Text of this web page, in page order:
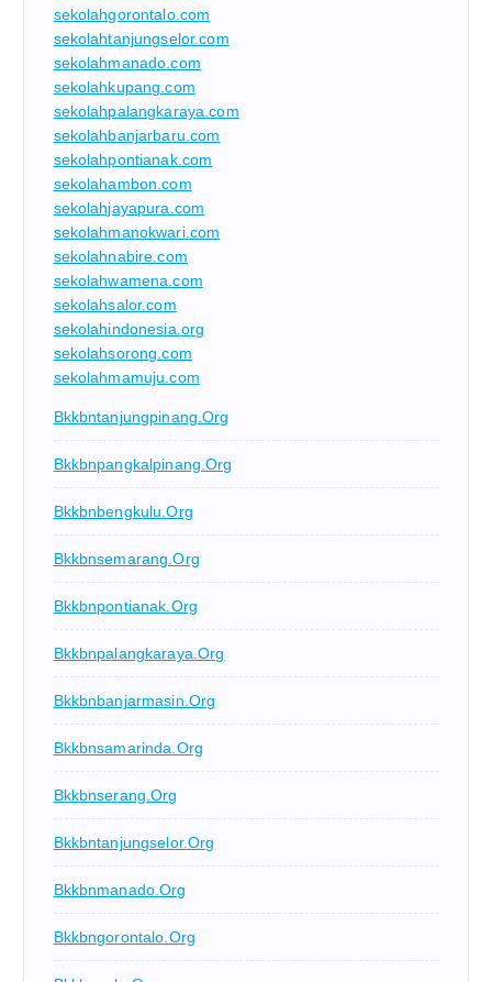
sekolahgorontalo.com
sekolahtanjungselor.com
sekolahmanado.com
sekolahkupang.com
sekolahpalangkaraya.com
sekolahbanjarbaru.com
sekolahpontianak.com
sekolahambon.com
sekolahjayapura.com
sekolahmanokwari.com
sekolahnabire.com
sekolahwamena.com
sekolahsalor.com
sekolahindonesia.org
sekolahsorong.com
sekolahmamuju.com
Bkkbntanjungpinang.org
Bkkbnpangkalpinang.org
Bkkbnbengkulu.org
Bkkbnsemarang.org
Bkkbnpontianak.org
Bkkbnpalangkaraya.org
Bkkbnbanjarmasin.org
Bkkbnsamarinda.org
Bkkbnserang.org
Bkkbntanjungselor.org
Bkkbnmanado.org
Bkkbngorontalo.org